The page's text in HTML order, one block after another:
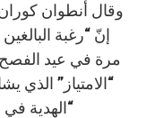
وقال أنطوان
إنّ “رغبة
مرة في عيد الفصح
“الامتياز” الذي
“الهدية